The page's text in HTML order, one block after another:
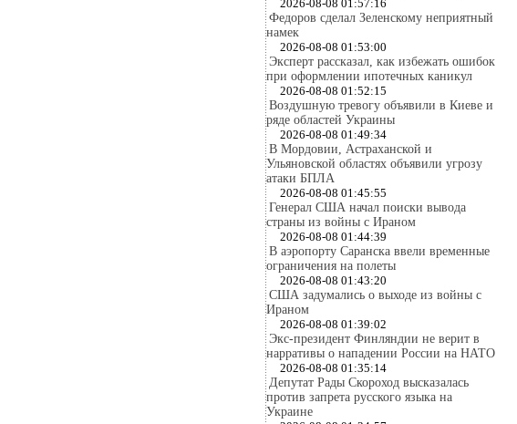
2026-08-08 01:57:16
Федоров сделал Зеленскому неприятный
намек
2026-08-08 01:53:00
Эксперт рассказал, как избежать ошибок
при оформлении ипотечных каникул
2026-08-08 01:52:15
Воздушную тревогу объявили в Киеве и
ряде областей Украины
2026-08-08 01:49:34
В Мордовии, Астраханской и
Ульяновской областях объявили угрозу
атаки БПЛА
2026-08-08 01:45:55
Генерал США начал поиски вывода
страны из войны с Ираном
2026-08-08 01:44:39
В аэропорту Саранска ввели временные
ограничения на полеты
2026-08-08 01:43:20
США задумались о выходе из войны с
Ираном
2026-08-08 01:39:02
Экс-президент Финляндии не верит в
нарративы о нападении России на НАТО
2026-08-08 01:35:14
Депутат Рады Скороход высказалась
против запрета русского языка на
Украине